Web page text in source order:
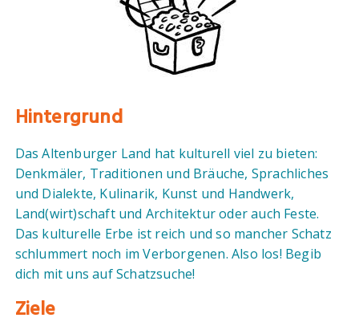
Hintergrund
Das Altenburger Land hat kulturell viel zu bieten:
Denkmäler, Traditionen und Bräuche, Sprachliches
und Dialekte, Kulinarik, Kunst und Handwerk,
Land(wirt)schaft und Architektur oder auch Feste.
Das kulturelle Erbe ist reich und so mancher Schatz
schlummert noch im Verborgenen. Also los! Begib
dich mit uns auf Schatzsuche!
Ziele